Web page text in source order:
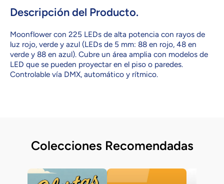
Descripción del Producto.
Moonflower con 225 LEDs de alta potencia con rayos de
luz rojo, verde y azul (LEDs de 5 mm: 88 en rojo, 48 en
verde y 88 en azul). Cubre un área amplia con modelos de
LED que se pueden proyectar en el piso o paredes.
Controlable vía DMX, automático y rítmico.
Colecciones Recomendadas